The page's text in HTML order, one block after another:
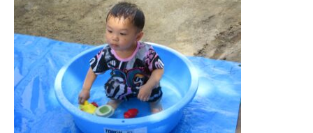
学校法⼈鴨⾕学園 鳳幼稚園
学校法⼈諏訪森学園 諏訪森幼稚
園
⼤阪府私⽴幼稚園連盟
社会福祉法人野田福祉会